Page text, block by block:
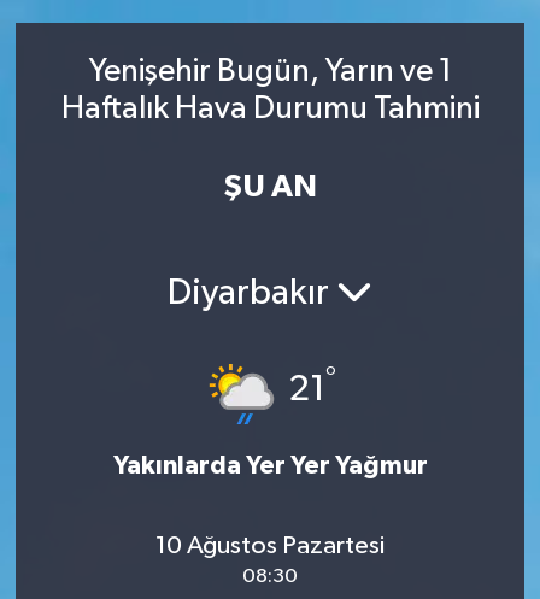
Yenişehir Bugün, Yarın ve 1
Haftalık Hava Durumu Tahmini
ŞU AN
Diyarbakır
21 °
Yakınlarda Yer Yer Yağmur
10 Ağustos Pazartesi
08:30
Ekonomi
Eskişehir
Son Dakika Haberleri
Haber Arşivi